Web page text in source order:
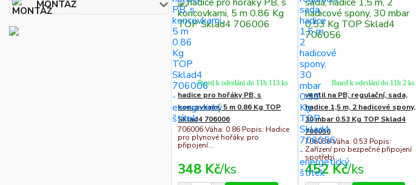
MONTÁŽ
hadice pro hořáky PB, s
koncovkami, 5 m 0.86 Kg TOP
Sklad4 706006
706006 Váha: 0.86 Popis: Hadice
pro plynové hořáky, pro
připojení...
348 Kč/ks
Ihned k odeslání do 11h 113 ks
ventil na PB, regulační, sada,
hadice 1,5 m, 2 hadicové spony,
30 mbar 0.53 Kg TOP Sklad4
706056
706056 Váha: 0.53 Popis:
Zařízení pro bezpečné připojení
spotřebi...
452 Kč/ks
Ihned k odeslání do 11h 2 ks